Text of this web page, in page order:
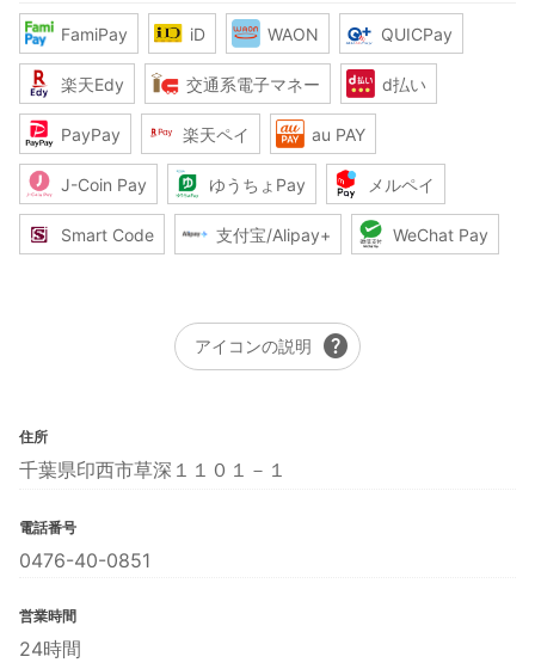
FamiPay iD WAON QUICPay
楽天Edy 交通系電子マネー d払い
PayPay 楽天ペイ au PAY
J-Coin Pay ゆうちょPay メルペイ
Smart Code 支付宝/Alipay+ WeChat Pay
アイコンの説明 help
住所
千葉県印西市草深１１０１－１
電話番号
0476-40-0851
営業時間
24時間